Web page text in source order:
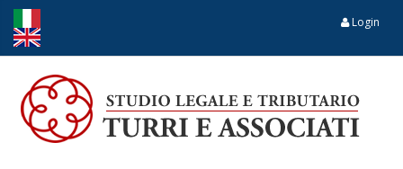
Login